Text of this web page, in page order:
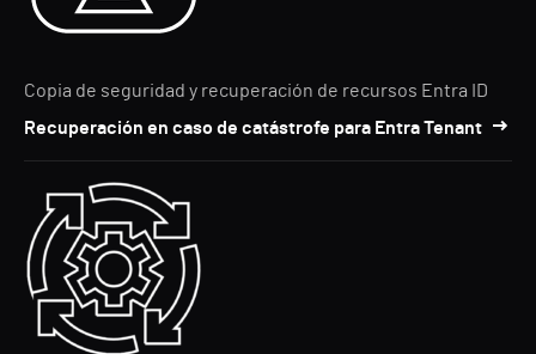
Copia de seguridad y recuperación de recursos Entra ID
Recuperación en caso de catástrofe para Entra Tenant